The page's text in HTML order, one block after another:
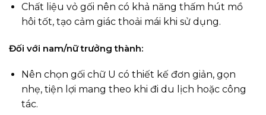
Chất liệu vỏ gối nên có khả năng thấm hút mồ
hôi tốt, tạo cảm giác thoải mái khi sử dụng.
Đối với nam/nữ trưởng thành:
Nên chọn gối chữ U có thiết kế đơn giản, gọn
nhẹ, tiện lợi mang theo khi đi du lịch hoặc công
tác.